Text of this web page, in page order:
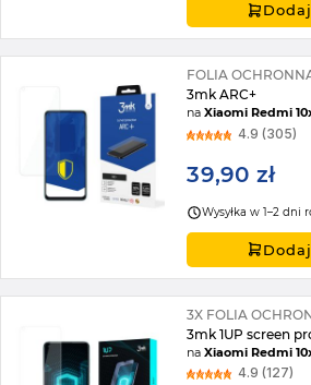
FOLIA
3mk ARC+
naXiaomi Redmi
4.9 (305)
39,90 zł
Wysyłka w 1–2 dni
3X FOLIA
3mk 1UP screen
naXiaomi Redmi
4.9 (127)